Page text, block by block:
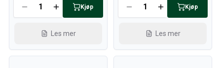
Kjøp
Les mer
Kjøp
Les mer